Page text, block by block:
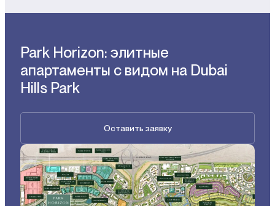
Park Horizon: элитные
апартаменты с видом на Dubai
Hills Park
Оставить заявку